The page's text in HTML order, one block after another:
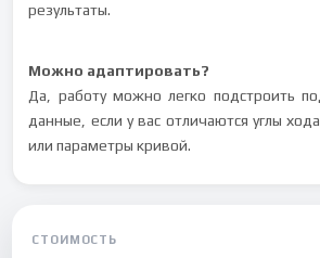
результаты.
Можно адаптировать?
Да, работу можно легко подстроить
данные, если у вас отличаются углы
или параметры кривой.
СТОИМОСТЬ